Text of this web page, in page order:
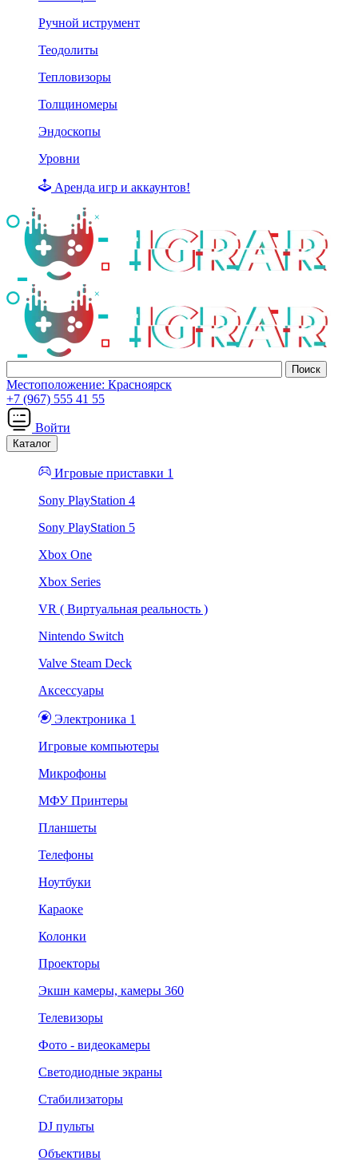
Ручной иструмент
Теодолиты
Тепловизоры
Толщиномеры
Эндоскопы
Уровни
Аренда игр и аккаунтов!
Местоположение: Красноярск
+7 (967) 555 41 55
Войти
Каталог
Игровые приставки 1
Sony PlayStation 4
Sony PlayStation 5
Xbox One
Xbox Series
VR ( Виртуальная реальность )
Nintendo Switch
Valve Steam Deck
Аксессуары
Электроника 1
Игровые компьютеры
Микрофоны
МФУ Принтеры
Планшеты
Телефоны
Ноутбуки
Караоке
Колонки
Проекторы
Экшн камеры, камеры 360
Телевизоры
Фото - видеокамеры
Светодиодные экраны
Стабилизаторы
DJ пульты
Объективы